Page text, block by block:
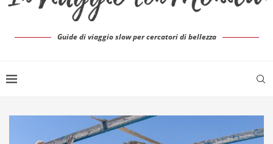
Guide di viaggio slow per cercatori di bellezza